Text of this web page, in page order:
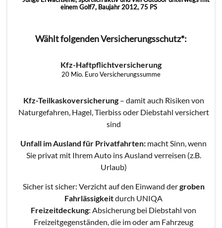
einem Golf7, Baujahr 2012, 75 PS
Wählt folgenden Versicherungsschutz*:
Kfz-Haftpflichtversicherung
20 Mio. Euro Versicherungssumme
Kfz-Teilkaskoversicherung– damit auch Risiken von
Naturgefahren, Hagel, Tierbiss oder Diebstahl versichert
sind
Unfall im Ausland für Privatfahrten: macht Sinn, wenn
Sie privat mit Ihrem Auto ins Ausland verreisen (z.B.
Urlaub)
Sicher ist sicher: Verzicht auf den Einwand dergroben
Fahrlässigkeitdurch UNIQA
Freizeitdeckung: Absicherung bei Diebstahl von
Freizeitgegenständen, die im oder am Fahrzeug